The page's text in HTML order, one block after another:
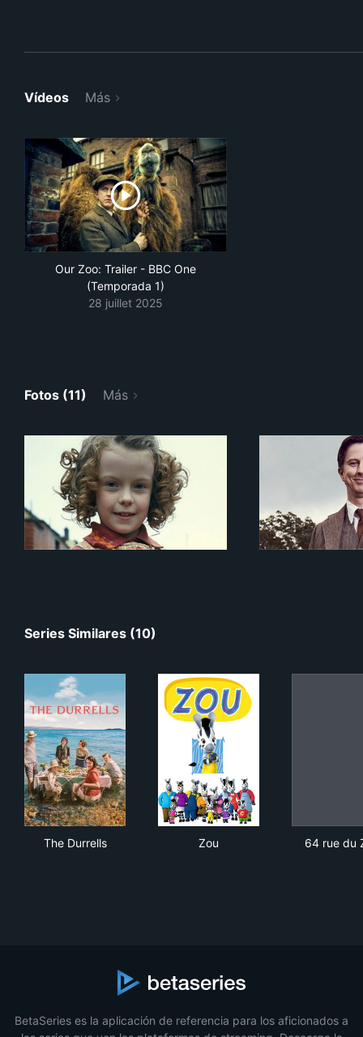
Vídeos Más
Our Zoo: Trailer - BBC One
(Temporada 1)
28 juillet 2025
Fotos (11) Más
Series Similares (10)
The Durrells Zou 64 rue du
BetaSeries es la aplicación de referencia para los aficionados a